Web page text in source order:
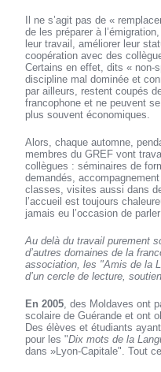
Il ne s’agit pas de «
de les préparer à
leur travail, améliorer leur
coopération avec des
Certains en effet, dits « non-
discipline mal dominée et
par ailleurs, restent coupés
francophone et ne peuvent
plus souvent économiques.
Alors, chaque automne,
membres du GREF vont
collègues : séminaires de
demandés,
classes, visites aussi dans
l’accueil est toujours
jamais eu l’occasion de
Au delà du travail purement
d’autres domaines de la
association, les "Amis de la
d’un cercle de lecture,
En 2005, des Moldaves ont
scolaire de Guérande et ont
Des élèves et étudiants
pour les "Dix mots de la
dans »Lyon-Capitale". Tout